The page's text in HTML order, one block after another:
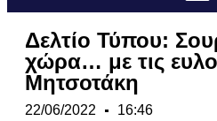
Δελτίο Τύπου:
χώρα… με τις
Μητσοτάκη
22/06/2022 16:46